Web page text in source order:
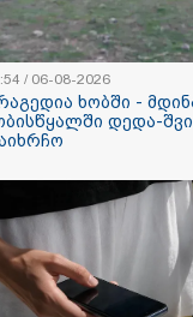
ნია
- კურიერის
და ჩაშლილი
/ 06-08-2026
ხობში -
დედა-